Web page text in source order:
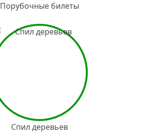
Порубочные билеты
Спил деревьев